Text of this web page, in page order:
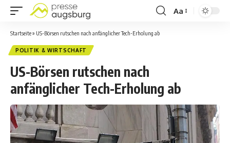
Aa
Startseite» US-Börsen rutschen nach anfänglicher Tech-Erholung ab
POLITIK & WIRTSCHAFT
US-Börsen rutschen nach
anfänglicher Tech-Erholung ab